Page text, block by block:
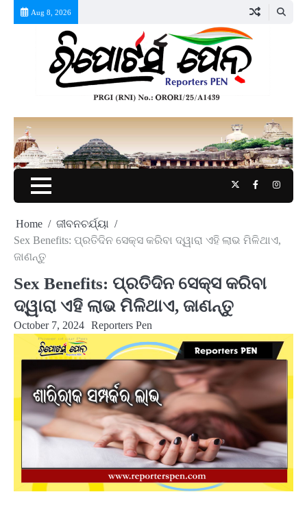
Aug 8, 2026
TwitterFacebook
Home
ଜୀବନଚର୍ଯ୍ୟା
Sex Benefits: ପ୍ରତିଦିନ ସେକ୍ସ କରିବା ଦ୍ୱାରା ଏହି ଲାଭ ମିଳିଥାଏ,
ଜାଣନ୍ତୁ
Sex Benefits: ପ୍ରତିଦିନ ସେକ୍ସ କରିବା
ଦ୍ୱାରା ଏହି ଲାଭ ମିଳିଥାଏ, ଜାଣନ୍ତୁ
October 7, 2024 Reporters Pen